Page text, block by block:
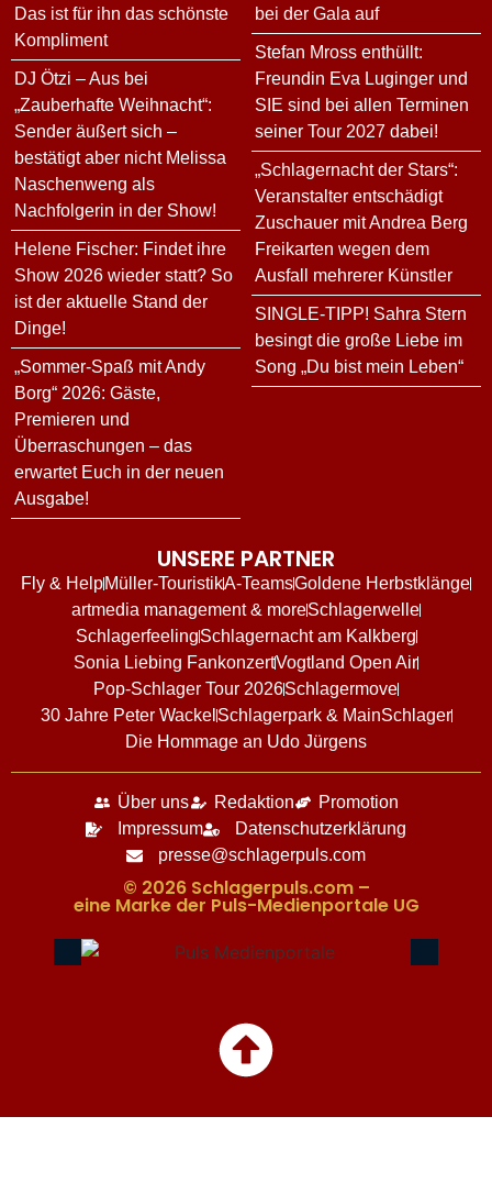
Das ist für ihn das schönste
Kompliment
DJ Ötzi – Aus bei
„Zauberhafte Weihnacht“:
Sender äußert sich –
bestätigt aber nicht Melissa
Naschenweng als
Nachfolgerin in der Show!
Helene Fischer: Findet ihre
Show 2026 wieder statt? So
ist der aktuelle Stand der
Dinge!
„Sommer-Spaß mit Andy
Borg“ 2026: Gäste,
Premieren und
Überraschungen – das
erwartet Euch in der neuen
Ausgabe!
bei der Gala auf
Stefan Mross enthüllt:
Freundin Eva Luginger und
SIE sind bei allen Terminen
seiner Tour 2027 dabei!
„Schlagernacht der Stars“:
Veranstalter entschädigt
Zuschauer mit Andrea Berg
Freikarten wegen dem
Ausfall mehrerer Künstler
SINGLE-TIPP! Sahra Stern
besingt die große Liebe im
Song „Du bist mein Leben“
UNSERE PARTNER
Fly & HelpMüller-TouristikA-TeamsGoldene Herbstklänge
artmedia management & moreSchlagerwelle
SchlagerfeelingSchlagernacht am Kalkberg
Sonia Liebing FankonzertVogtland Open Air
Pop-Schlager Tour 2026Schlagermove
30 Jahre Peter Wackel Schlagerpark & MainSchlager
Die Hommage an Udo Jürgens
Über uns Redaktion
Promotion
Impressum
Datenschutzerklärung
presse@schlagerpuls.com
© 2026 Schlagerpuls.com –
eine Marke der Puls-Medienportale UG​